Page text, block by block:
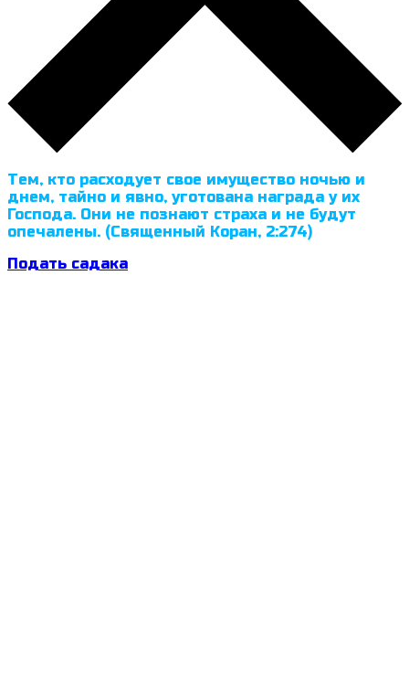
Тем, кто расходует свое имущество ночью и
днем, тайно и явно, уготована награда у их
Господа. Они не познают страха и не будут
опечалены. (Священный Коран, 2:274)
Подать садака